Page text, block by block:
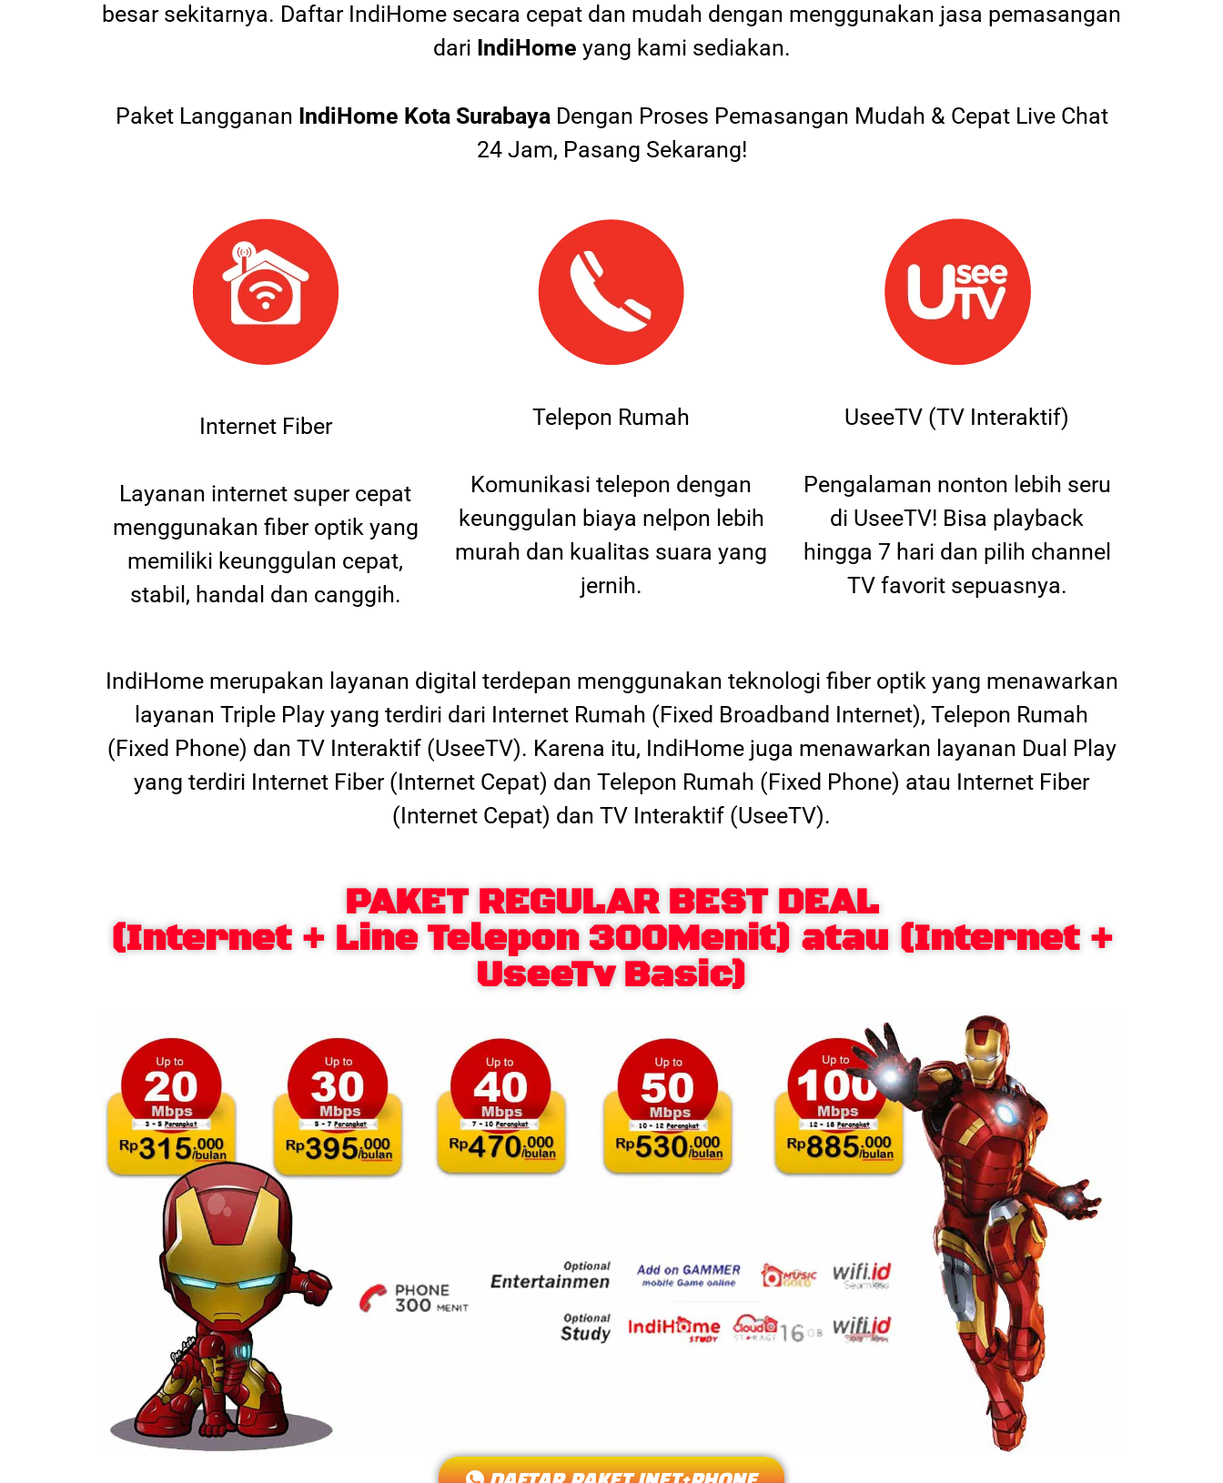
besar sekitarnya. Daftar IndiHome secara cepat dan mudah dengan menggunakan jasa pemasangan
dari IndiHome yang kami sediakan.
Paket Langganan IndiHome Kota SurabayaDengan Proses Pemasangan Mudah & Cepat Live Chat
24 Jam, Pasang Sekarang!
Internet Fiber
Layanan internet super cepat
menggunakan fiber optik yang
memiliki keunggulan cepat,
stabil, handal dan canggih.
Telepon Rumah
Komunikasi telepon dengan
keunggulan biaya nelpon lebih
murah dan kualitas suara yang
jernih.
UseeTV (TV Interaktif)
Pengalaman nonton lebih seru
di UseeTV! Bisa playback
hingga 7 hari dan pilih channel
TV favorit sepuasnya.
IndiHome merupakan layanan digital terdepan menggunakan teknologi fiber optik yang menawarkan
layanan Triple Play yang terdiri dari Internet Rumah (Fixed Broadband Internet), Telepon Rumah
(Fixed Phone) dan TV Interaktif (UseeTV). Karena itu, IndiHome juga menawarkan layanan Dual Play
yang terdiri Internet Fiber (Internet Cepat) dan Telepon Rumah (Fixed Phone) atau Internet Fiber
(Internet Cepat) dan TV Interaktif (UseeTV).
PAKET REGULAR BEST DEAL
(Internet + Line Telepon 300Menit) atau (Internet +
UseeTv Basic)